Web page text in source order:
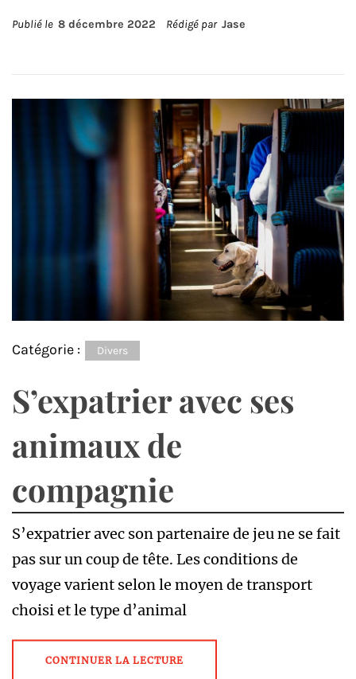
Publié le 8 décembre 2022 Rédigé par Jase
Catégorie : Divers
S’expatrier avec ses
animaux de
compagnie
S’expatrier avec son partenaire de jeu ne se fait
pas sur un coup de tête. Les conditions de
voyage varient selon le moyen de transport
choisi et le type d’animal
CONTINUER LA LECTURE